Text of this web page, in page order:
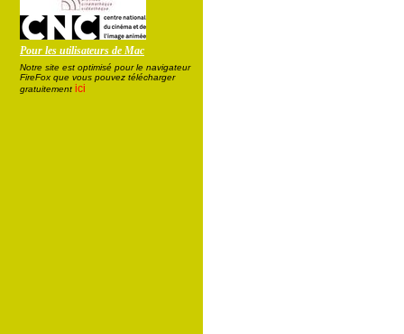
Pour les utilisateurs de Mac
Notre site est optimisé pour le navigateur
FireFox que vous pouvez télécharger
gratuitement ici